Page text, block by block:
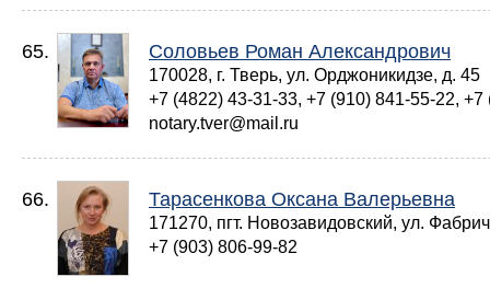
65. Соловьев Роман Александрович
170028, г. Тверь, ул. Орджоникидзе, д. 45
+7 (4822) 43-31-33, +7 (910) 841-55-22, +7
notary.tver@mail.ru
66. Тарасенкова Оксана Валерьевна
171270, пгт. Новозавидовский, ул.
+7 (903) 806-99-82